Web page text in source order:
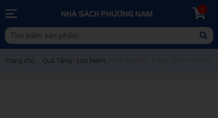
0
Trang chủ Quà Tặng - Lưu Niệm